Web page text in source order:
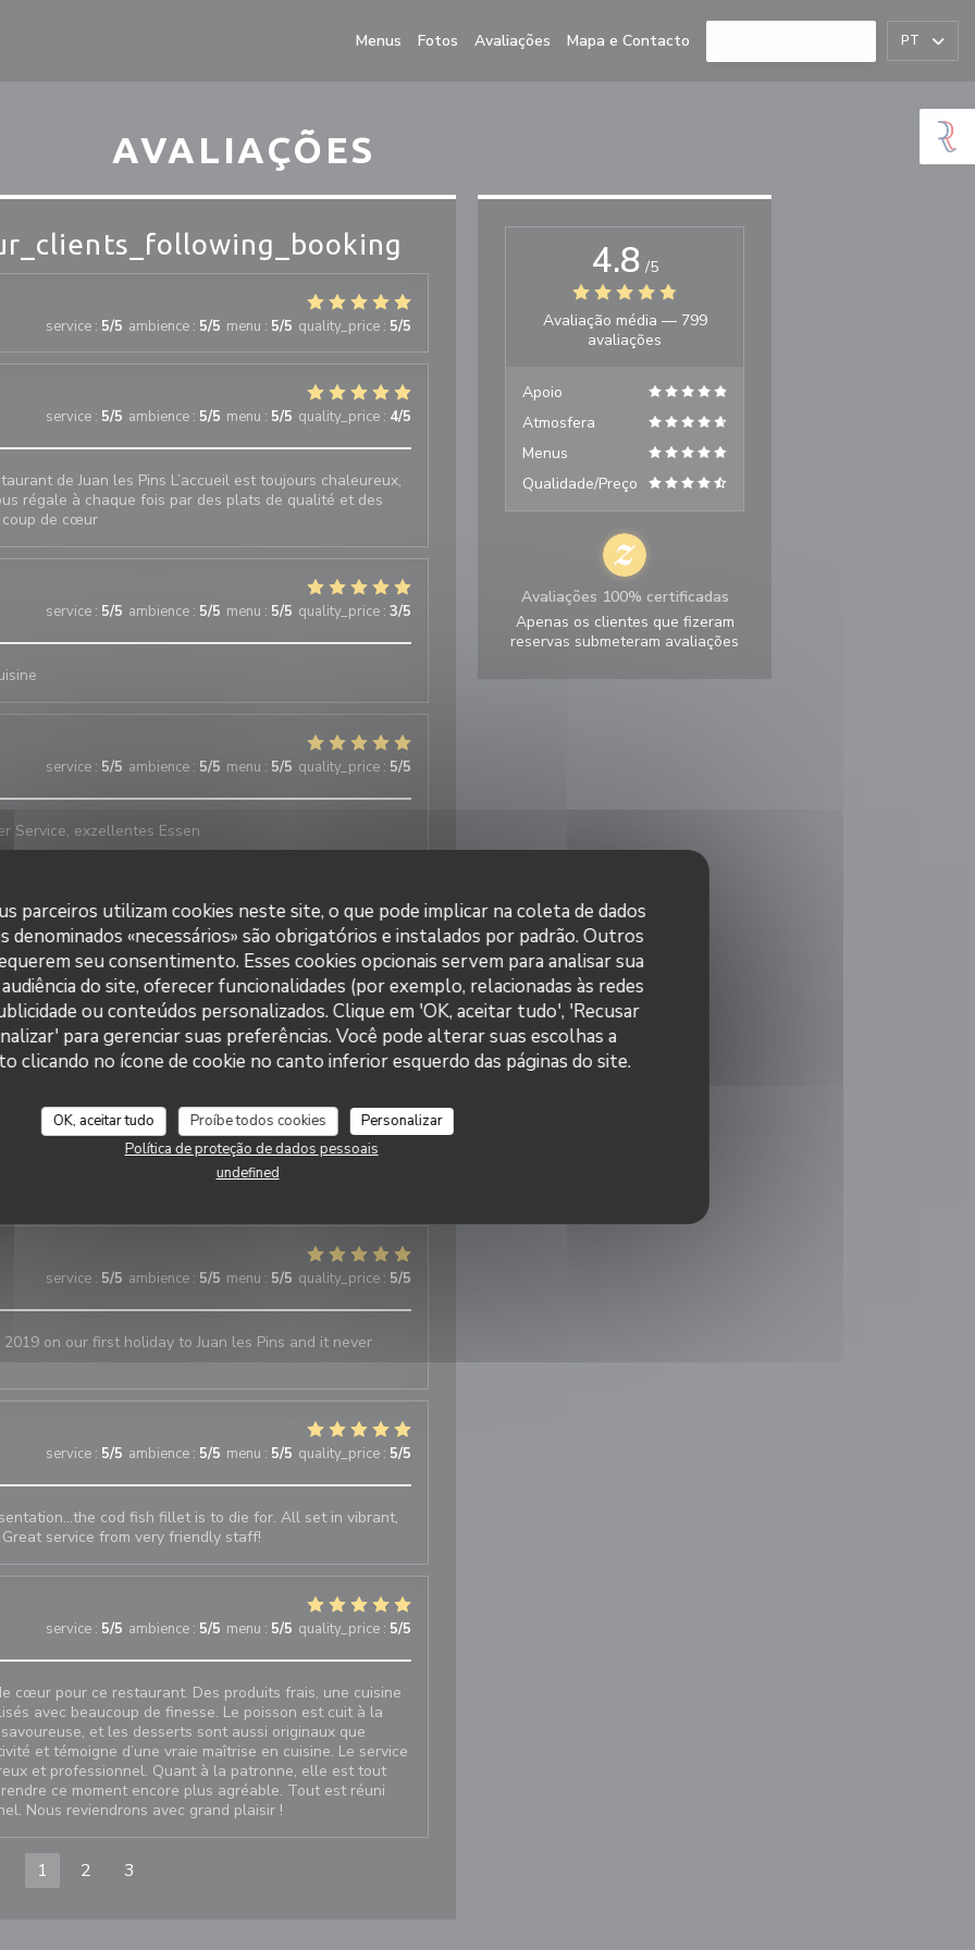
parceiros utilizam cookies neste site, o que pode implicar na coleta de dados
denominados «necessários» são obrigatórios e instalados por padrão. Outros
seu consentimento. Esses cookies opcionais servem para analisar sua
audiência do site, oferecer funcionalidades (por exemplo, relacionadas às redes
ou conteúdos personalizados. Clique em 'OK, aceitar tudo', 'Recusar
para gerenciar suas preferências. Você pode alterar suas escolhas a
clicando no ícone de cookie no canto inferior esquerdo das páginas do site.
OK, aceitar tudo Proíbe todos cookies
Personalizar
Política de proteção de dados pessoais
undefined
Menus Fotos Avaliações Mapa e Contacto PT
AVALIAÇÕES
service : 5/5 ambience : 5/5 menu : 5/5 quality_price : 5/5
service : 5/5 ambience : 5/5 menu : 5/5 quality_price : 4/5
de Juan les Pins L’accueil est toujours chaleureux,
régale à chaque fois par des plats de qualité et des
coup de cœur
service : 5/5 ambience : 5/5 menu : 5/5 quality_price : 3/5
service : 5/5 ambience : 5/5 menu : 5/5 quality_price : 5/5
Service, exzellentes Essen
service: 5/5 ambience:5/5 menu: 5/5 quality_price : 5/5
service:5/5 ambience: 5/5 menu:5/5 quality_price: 5/5
et très professionnel. Les plats étaient excellents
fortement
service : 5/5 ambience : 5/5 menu : 5/5 quality_price : 5/5
on our first holiday to Juan les Pins and it never
service : 5/5 ambience : 5/5 menu : 5/5 quality_price : 5/5
cod fish fillet is to die for. All set in vibrant,
service from very friendly staff!
service : 5/5 ambience : 5/5 menu : 5/5 quality_price : 5/5
cœur pour ce restaurant. Des produits frais, une cuisine
avec beaucoup de finesse. Le poisson est cuit à la
et les desserts sont aussi originaux que
et témoigne d’une vraie maîtrise en cuisine. Le service
et professionnel. Quant à la patronne, elle est tout
ce moment encore plus agréable. Tout est réuni
Nous reviendrons avec grand plaisir !
1 2 3
4.8 /5
Avaliação média — 799
avaliações
Apoio
Atmosfera
Menus
Qualidade/Preço
Avaliações 100% certificadas
Apenas os clientes que fizeram
reservas submeteram avaliações
Restaurant Le J